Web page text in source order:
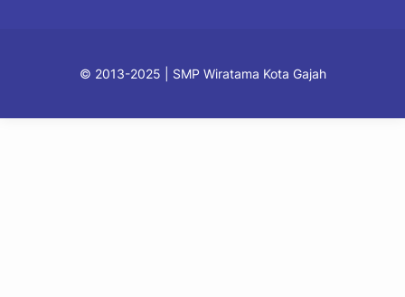
© 2013-2025 | SMP Wiratama Kota Gajah